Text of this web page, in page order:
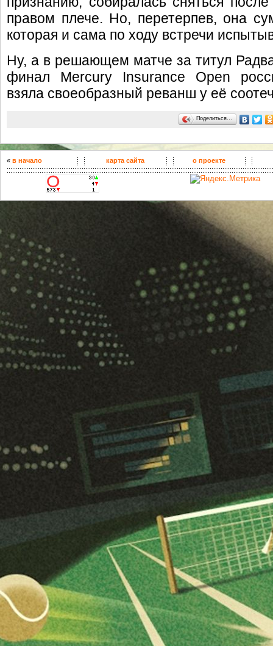
правом плече. Но, перетерпев, она
которая и сама по ходу встречи
Ну, а в решающем матче за титул
финал Mercury Insurance Open
взяла своеобразный реванш у её
Поделиться…
« в начало карта сайта о проекте